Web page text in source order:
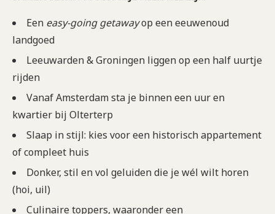
Een easy-going getawayop een eeuwenoud
landgoed
Leeuwarden & Groningen liggen op een half uurtje
rijden
Vanaf Amsterdam sta je binnen een uur en
kwartier bij Olterterp
Slaap in stijl: kies voor een historisch appartement
of compleet huis
Donker, stil en vol geluiden die je wél wilt horen
(hoi, uil)
Culinaire toppers, waaronder een